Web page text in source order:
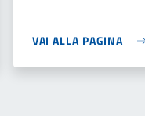
VAI ALLA PAGINA